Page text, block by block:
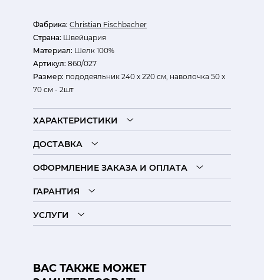
Фабрика: Christian Fischbacher
Страна: Швейцария
Материал: Шелк 100%
Артикул: 860/027
Размер: пододеяльник 240 х 220 см, наволочка 50 х
70 см - 2шт
ХАРАКТЕРИСТИКИ
ДОСТАВКА
ОФОРМЛЕНИЕ ЗАКАЗА И ОПЛАТА
ГАРАНТИЯ
УСЛУГИ
ВАС ТАКЖЕ МОЖЕТ